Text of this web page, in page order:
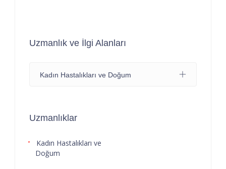
Uzmanlık ve İlgi Alanları
Kadın Hastalıkları ve Doğum
Uzmanlıklar
Kadın Hastalıkları ve
Doğum